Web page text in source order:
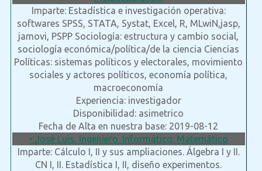
Imparte: Estadística e investigación operativa:
softwares SPSS, STATA, Systat, Excel, R, MLwiN,jasp,
jamovi, PSPP Sociología: estructura y cambio social,
sociología económica/política/de la ciencia Ciencias
Políticas: sistemas políticos y electorales, movimiento
sociales y actores políticos, economía política,
macroeconomía
Experiencia: investigador
Disponibilidad: asimetrico
Fecha de Alta en nuestra base: 2019-08-12
• José Luis, Ingeniero. Informático. Matemático
Imparte: Cálculo I, II y sus ampliaciones. Álgebra I y II.
CN I, II. Estadística I, II, diseño experimentos.